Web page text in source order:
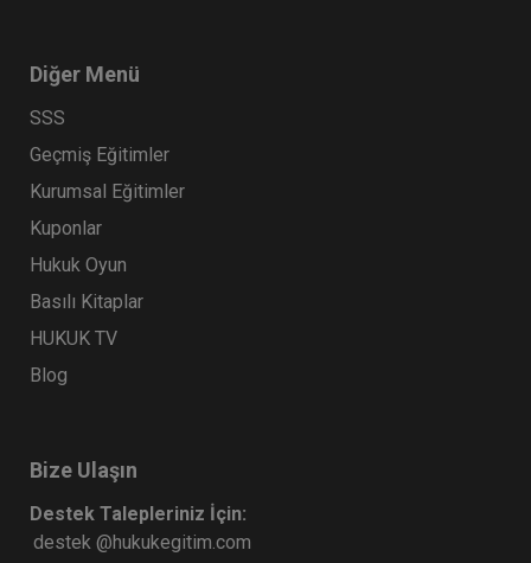
Diğer Menü
SSS
Geçmiş Eğitimler
Kurumsal Eğitimler
Kuponlar
Hukuk Oyun
Basılı Kitaplar
HUKUK TV
Blog
Bize Ulaşın
Destek Talepleriniz İçin:
destek @hukukegitim.com